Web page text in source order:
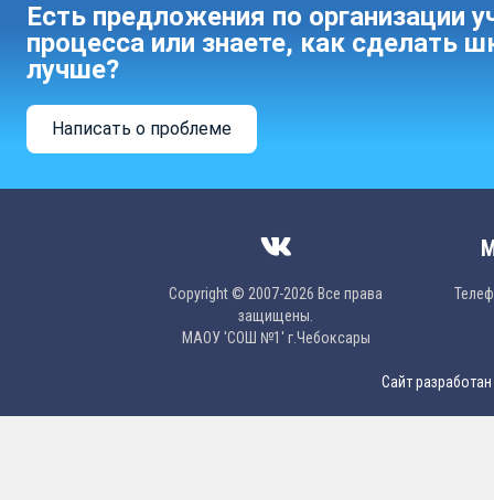
Есть предложения по организации
процесса или знаете, как сделать
лучше?
Написать о проблеме
Copyright © 2007-2026 Все права
защищены.
МAОУ 'CОШ №1' г.Чебоксары
Сайт